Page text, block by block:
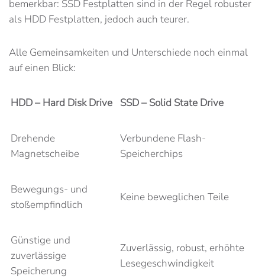
bemerkbar: SSD Festplatten sind in der Regel robuster
als HDD Festplatten, jedoch auch teurer.
Alle Gemeinsamkeiten und Unterschiede noch einmal
auf einen Blick:
HDD – Hard Disk Drive SSD – Solid State Drive
Drehende
Magnetscheibe
Verbundene Flash-
Speicherchips
Bewegungs- und
stoßempfindlich
Keine beweglichen Teile
Günstige und
zuverlässige
Speicherung
Zuverlässig, robust, erhöhte
Lesegeschwindigkeit